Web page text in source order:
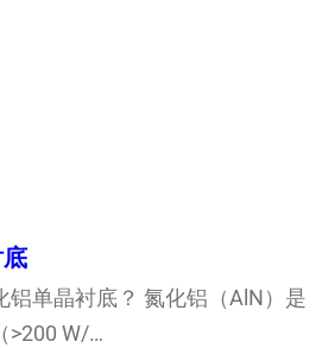
铝单晶衬底？ 氮化铝（AlN）是
>200 W/…